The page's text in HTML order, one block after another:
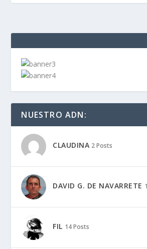
NUESTRO ADN:
CLAUDINA 2 Posts
DAVID G. DE NAVARRETE
FIL 14 Posts